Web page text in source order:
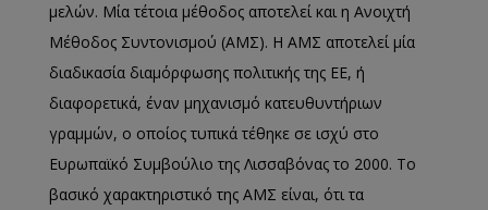
μελών. Μία τέτοια μέθοδος αποτελεί και η Ανοιχτή
Μέθοδος Συντονισμού (ΑΜΣ). Η ΑΜΣ αποτελεί μία
διαδικασία διαμόρφωσης πολιτικής της ΕΕ, ή
διαφορετικά, έναν μηχανισμό κατευθυντήριων
γραμμών, ο οποίος τυπικά τέθηκε σε ισχύ στο
Ευρωπαϊκό Συμβούλιο της Λισσαβόνας το 2000. Το
βασικό χαρακτηριστικό της ΑΜΣ είναι, ότι τα